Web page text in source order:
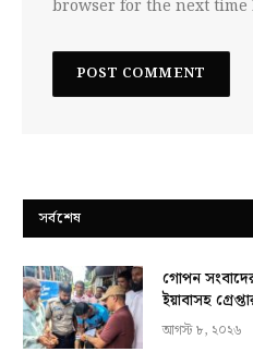
browser for the next time
সর্বশেষ
গোপন
ইয়াবাসহ
আগস্ট ৮, ২০২৬